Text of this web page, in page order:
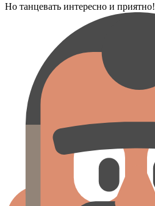
Но танцевать интересно и приятно!